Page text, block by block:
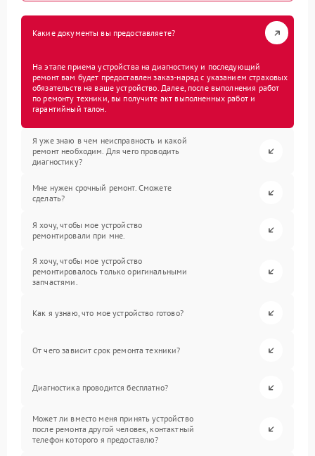
Какие документы вы предоставляете?
На этапе приема устройства на диагностику и последующий
ремонт вам будет предоставлен заказ-наряд с указанием страховых
обязательств на ваше устройство. Далее, после выполнения работ
по ремонту техники, вы получите акт выполненных работ и
гарантийный талон.
Я уже знаю в чем неисправность и какой
ремонт необходим. Для чего проводить
диагностику?
Мне нужен срочный ремонт. Сможете
сделать?
Я хочу, чтобы мое устройство
ремонтировали при мне.
Я хочу, чтобы мое устройство
ремонтировалось только оригинальными
запчастями.
Как я узнаю, что мое устройство готово?
От чего зависит срок ремонта техники?
Диагностика проводится бесплатно?
Может ли вместо меня принять устройство
после ремонта другой человек, контактный
телефон которого я предоставлю?